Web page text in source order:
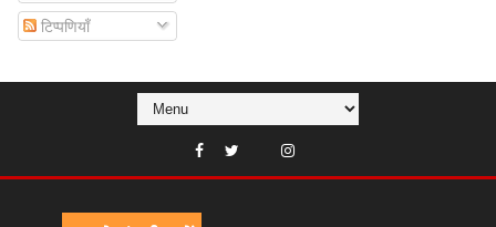
टिप्पणियाँ